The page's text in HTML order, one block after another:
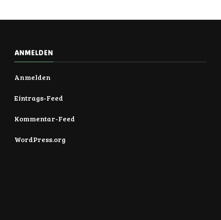
ANMELDEN
Anmelden
Eintrags-Feed
Kommentar-Feed
WordPress.org